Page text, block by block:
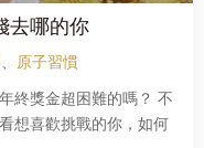
去哪的你
、 原子習慣
終獎金超困難的嗎？ 不
想喜歡挑戰的你，如何